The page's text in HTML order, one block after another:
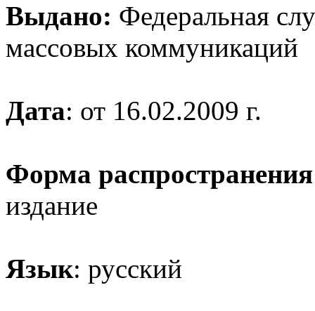
Выдано: Федеральная
массовых коммуникаций
Дата: от 16.02.2009 г.
Форма распространения
издание
Язык: русский